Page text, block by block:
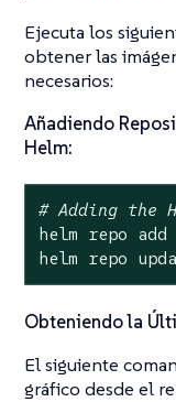
Ejecuta los
obtener las
necesarios:
Añadiendo
Helm:
# Adding the
helm repo
helm repo
Obteniendo la
El siguiente
gráfico desde el